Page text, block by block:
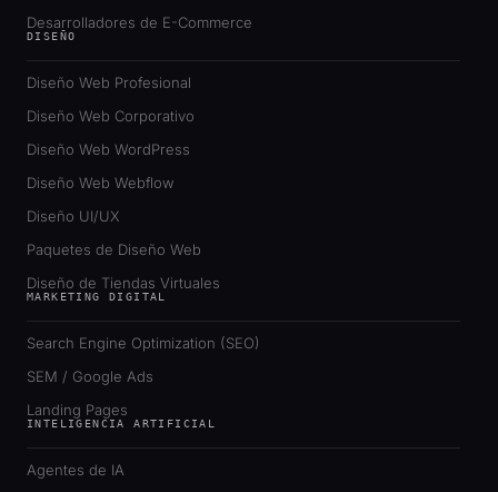
Desarrolladores de E-Commerce
DISEÑO
Diseño Web Profesional
Diseño Web Corporativo
Diseño Web WordPress
Diseño Web Webflow
Diseño UI/UX
Paquetes de Diseño Web
Diseño de Tiendas Virtuales
MARKETING DIGITAL
Search Engine Optimization (SEO)
SEM / Google Ads
Landing Pages
INTELIGENCIA ARTIFICIAL
Agentes de IA